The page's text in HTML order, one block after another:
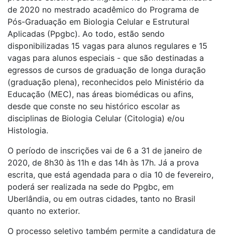
de 2020 no mestrado acadêmico do Programa de
Pós-Graduação em Biologia Celular e Estrutural
Aplicadas (Ppgbc). Ao todo, estão sendo
disponibilizadas 15 vagas para alunos regulares e 15
vagas para alunos especiais - que são destinadas a
egressos de cursos de graduação de longa duração
(graduação plena), reconhecidos pelo Ministério da
Educação (MEC), nas áreas biomédicas ou afins,
desde que conste no seu histórico escolar as
disciplinas de Biologia Celular (Citologia) e/ou
Histologia.
O período de inscrições vai de 6 a 31 de janeiro de
2020, de 8h30 às 11h e das 14h às 17h. Já a prova
escrita, que está agendada para o dia 10 de fevereiro,
poderá ser realizada na sede do Ppgbc, em
Uberlândia, ou em outras cidades, tanto no Brasil
quanto no exterior.
O processo seletivo também permite a candidatura de